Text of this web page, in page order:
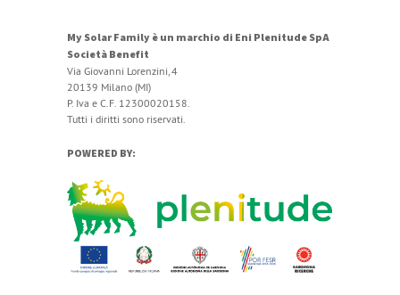
My Solar Family è un marchio di Eni Plenitude SpA
Società Benefit
Via Giovanni Lorenzini, 4
20139 Milano (MI)
P. Iva e C.F. 12300020158.
Tutti i diritti sono riservati.
POWERED BY: